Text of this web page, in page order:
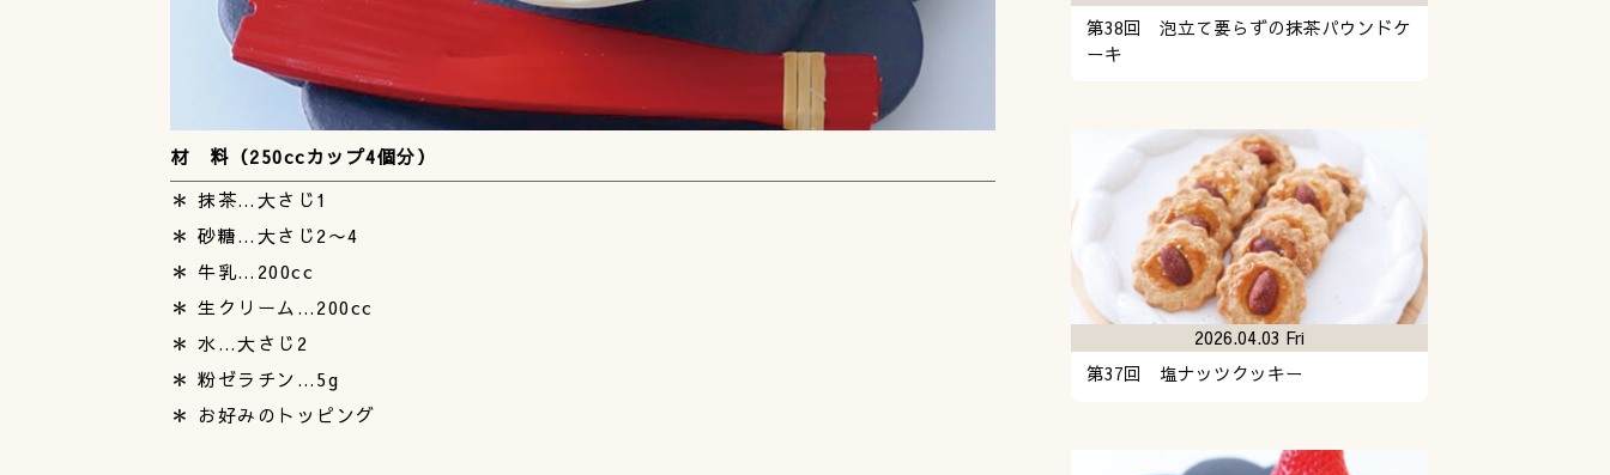
材 料（250ccカップ4個分）
＊ 抹茶…大さじ1
＊ 砂糖…大さじ2〜4
＊ 牛乳…200cc
＊ 生クリーム…200cc
＊ 水…大さじ2
＊ 粉ゼラチン…5g
＊ お好みのトッピング
第38回 泡立て要らずの抹茶パウンドケ
ーキ
第37回 塩ナッツクッキー
2026.04.03 Fri